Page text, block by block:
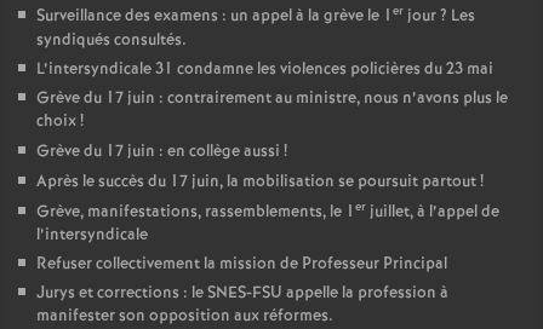
Surveillance des examens : un appel à la grève le 1 er jour? Les
syndiqués consultés.
L’intersyndicale 31 condamne les violences policières du 23 mai
Grève du 17 juin : contrairement au ministre, nous n’avons plus le
choix!
Grève du 17 juin : en collège aussi !
Après le succès du 17 juin, la mobilisation se poursuit partout!
Grève, manifestations, rassemblements, le 1 er juillet, à l’appel de
l’intersyndicale
Refuser collectivement la mission de Professeur Principal
Jurys et corrections : le SNES-FSU appelle la profession à
manifester son opposition aux réformes.